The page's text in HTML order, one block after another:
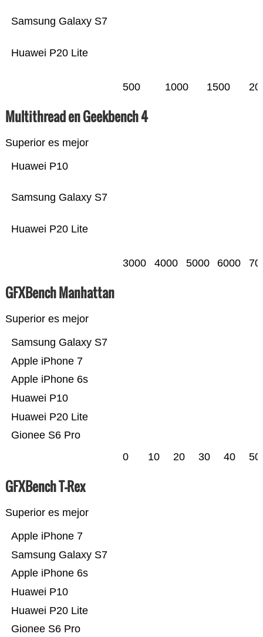
Huawei P20 Lite
Samsung Galaxy S7
500 1000 1500
Multithread en Geekbench 4
Superior es mejor
Huawei P20 Lite
Samsung Galaxy S7
Huawei P10
3000 4000 5000 6000
GFXBench Manhattan
Superior es mejor
Gionee S6 Pro
Huawei P20 Lite
Huawei P10
Apple iPhone 6s
Apple iPhone 7
Samsung Galaxy S7
0 10 20 30 40 50
GFXBench T-Rex
Superior es mejor
Gionee S6 Pro
Huawei P20 Lite
Huawei P10
Apple iPhone 6s
Samsung Galaxy S7
Apple iPhone 7